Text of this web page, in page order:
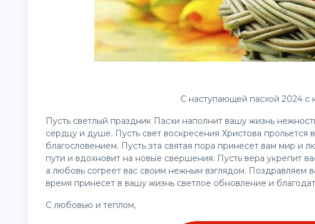
С наступающей пасхой 2024 с
Пусть светлый праздник Пасхи наполнит вашу жизнь
сердцу и душе. Пусть свет воскресения Христова прольется
благословением. Пусть эта святая пора принесет вам мир и
пути и вдохновит на новые свершения. Пусть вера укрепит
а любовь согреет вас своим нежным взглядом. Поздравляем
время принесет в вашу жизнь светлое обновление и
С любовью и теплом,